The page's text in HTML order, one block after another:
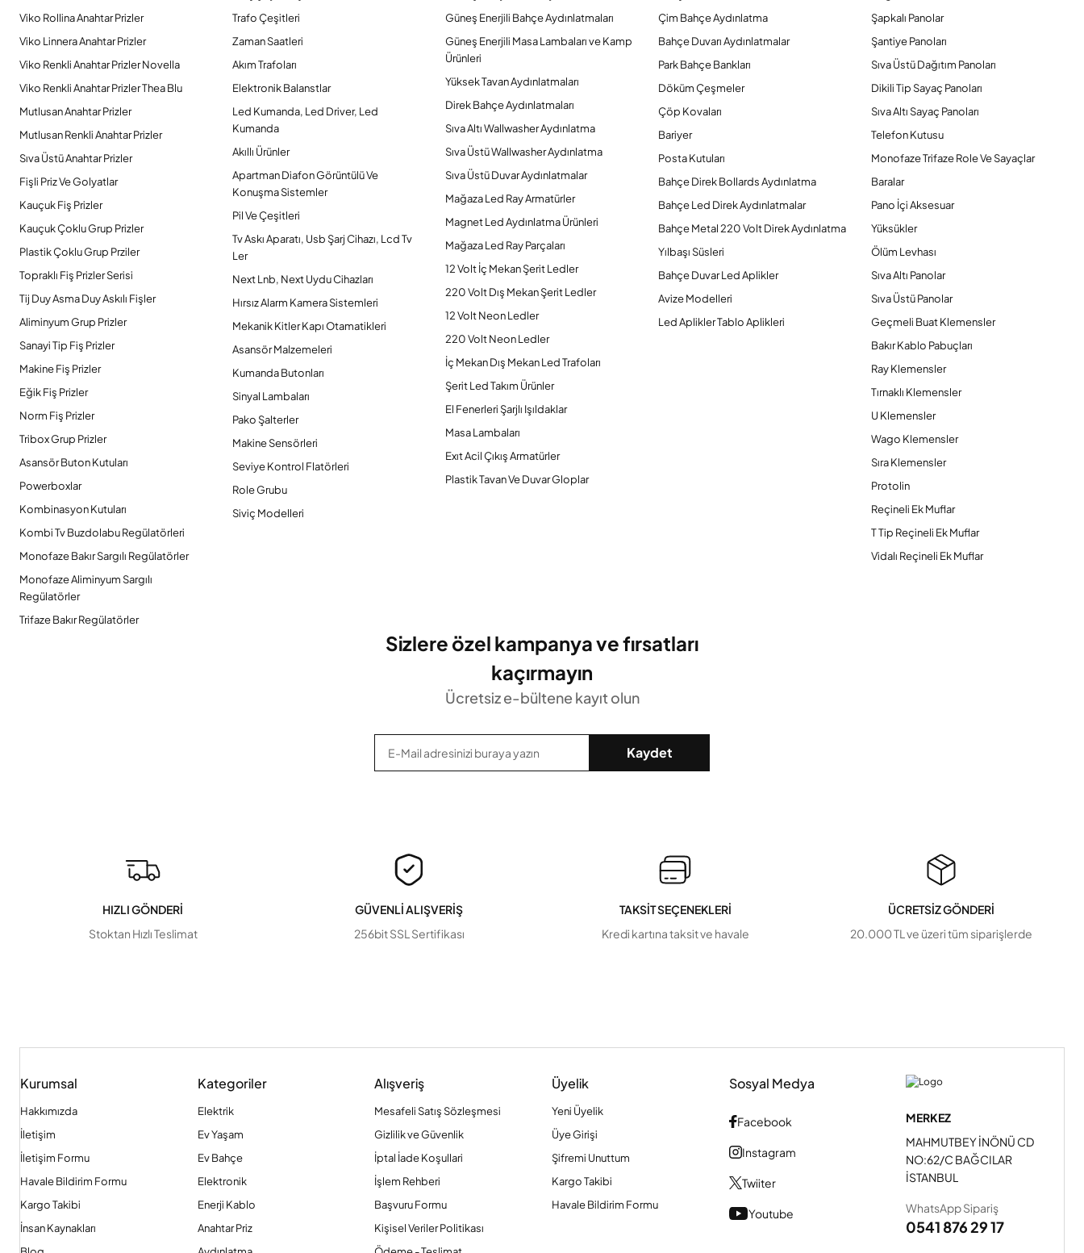
Viko Rollina Anahtar Prizler
Viko Linnera Anahtar Prizler
Viko Renkli Anahtar Prizler Novella
Viko Renkli Anahtar Prizler Thea Blu
Mutlusan Anahtar Prizler
Mutlusan Renkli Anahtar Prizler
Sıva Üstü Anahtar Prizler
Fişli Priz Ve Golyatlar
Kauçuk Fiş Prizler
Kauçuk Çoklu Grup Prizler
Plastik Çoklu Grup Prziler
Topraklı Fiş Prizler Serisi
Tij Duy Asma Duy Askılı Fişler
Aliminyum Grup Prizler
Sanayi Tip Fiş Prizler
Makine Fiş Prizler
Eğik Fiş Prizler
Norm Fiş Prizler
Tribox Grup Prizler
Asansör Buton Kutuları
Powerboxlar
Kombinasyon Kutuları
Kombi Tv Buzdolabu Regülatörleri
Monofaze Bakır Sargılı Regülatörler
Monofaze Aliminyum Sargılı
Regülatörler
Trifaze Bakır Regülatörler
Trafo Çeşitleri
Zaman Saatleri
Akım Trafoları
Elektronik Balanstlar
Led Kumanda, Led Driver, Led
Kumanda
Akıllı Ürünler
Apartman Diafon Görüntülü Ve
Konuşma Sistemler
Pil Ve Çeşitleri
Tv Askı Aparatı, Usb Şarj Cihazı, Lcd Tv
Ler
Next Lnb, Next Uydu Cihazları
Hırsız Alarm Kamera Sistemleri
Mekanik Kitler Kapı Otamatikleri
Asansör Malzemeleri
Kumanda Butonları
Sinyal Lambaları
Pako Şalterler
Makine Sensörleri
Seviye Kontrol Flatörleri
Role Grubu
Siviç Modelleri
Güneş Enerjili Bahçe Aydınlatmaları
Güneş Enerjili Masa Lambaları ve Kamp
Ürünleri
Yüksek Tavan Aydınlatmaları
Direk Bahçe Aydınlatmaları
Sıva Altı Wallwasher Aydınlatma
Sıva Üstü Wallwasher Aydınlatma
Sıva Üstü Duvar Aydınlatmalar
Mağaza Led Ray Armatürler
Magnet Led Aydınlatma Ürünleri
Mağaza Led Ray Parçaları
12 Volt İç Mekan Şerit Ledler
220 Volt Dış Mekan Şerit Ledler
12 Volt Neon Ledler
220 Volt Neon Ledler
İç Mekan Dış Mekan Led Trafoları
Şerit Led Takım Ürünler
El Fenerleri Şarjlı Işıldaklar
Masa Lambaları
Exıt Acil Çıkış Armatürler
Plastik Tavan Ve Duvar Gloplar
Çim Bahçe Aydınlatma
Bahçe Duvarı Aydınlatmalar
Park Bahçe Bankları
Döküm Çeşmeler
Çöp Kovaları
Bariyer
Posta Kutuları
Bahçe Direk Bollards Aydınlatma
Bahçe Led Direk Aydınlatmalar
Bahçe Metal 220 Volt Direk Aydınlatma
Yılbaşı Süsleri
Bahçe Duvar Led Aplikler
Avize Modelleri
Led Aplikler Tablo Aplikleri
Şapkalı Panolar
Şantiye Panoları
Sıva Üstü Dağıtım Panoları
Dikili Tip Sayaç Panoları
Sıva Altı Sayaç Panoları
Telefon Kutusu
Monofaze Trifaze Role Ve Sayaçlar
Baralar
Pano İçi Aksesuar
Yüksükler
Ölüm Levhası
Sıva Altı Panolar
Sıva Üstü Panolar
Geçmeli Buat Klemensler
Bakır Kablo Pabuçları
Ray Klemensler
Tırnaklı Klemensler
U Klemensler
Wago Klemensler
Sıra Klemensler
Protolin
Reçineli Ek Muflar
T Tip Reçineli Ek Muflar
Vidalı Reçineli Ek Muflar
Sizlere özel kampanya ve fırsatları
kaçırmayın
Ücretsiz e-bültene kayıt olun
Kaydet
HIZLI GÖNDERİ
Stoktan Hızlı Teslimat
GÜVENLİ ALIŞVERİŞ
256bit SSL Sertifikası
TAKSİT SEÇENEKLERİ
Kredi kartına taksit ve havale
ÜCRETSİZ GÖNDERİ
20.000 TL ve üzeri tüm siparişlerde
Kurumsal
Hakkımızda
İletişim
İletişim Formu
Havale Bildirim Formu
Kargo Takibi
İnsan Kaynakları
Kategoriler
Elektrik
Ev Yaşam
Ev Bahçe
Elektronik
Enerji Kablo
Anahtar Priz
Alışveriş
Mesafeli Satış Sözleşmesi
Gizlilik ve Güvenlik
İptal İade Koşullari
İşlem Rehberi
Başvuru Formu
Kişisel Veriler Politikası
Üyelik
Yeni Üyelik
Üye Girişi
Şifremi Unuttum
Kargo Takibi
Havale Bildirim Formu
Sosyal Medya
Facebook
Instagram
Twiiter
Youtube
MERKEZ
MAHMUTBEY İNÖNÜ CD
NO:62/C BAĞCILAR
İSTANBUL
WhatsApp Sipariş
0541 876 29 17